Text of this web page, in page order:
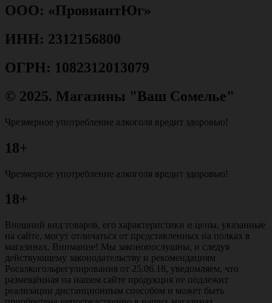
ООО: «ПровиантЮг»
ИНН: 2312156800
ОГРН: 1082312013079
© 2025. Магазины "Ваш Сомелье"
Чрезмерное употребление алкоголя вредит здоровью!
18+
Чрезмерное употребление алкоголя вредит здоровью!
18+
Внешний вид товаров, его характеристики и цены, указанные
на сайте, могут отличаться от представленных на полках в
магазинах. Внимание! Мы законопослушны, и следуя
действующему законодательству и рекомендациям
Росалкогольрегулирования от 25.06.18, уведомляем, что
размещённая на нашем сайте продукция не подлежит
реализации дистанционным способом и может быть